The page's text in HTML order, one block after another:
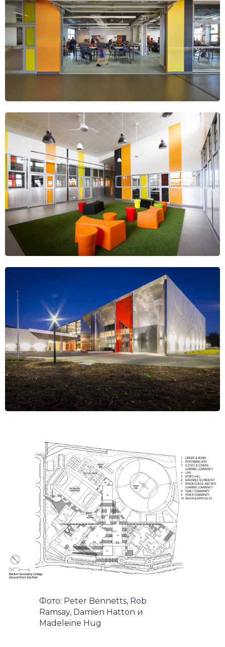
Фото: Peter Bennetts, Rob
Ramsay, Damien Hatton и
Madeleine Hug